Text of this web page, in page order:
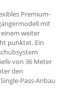
Premium­
mit
weiter
punktet. Ein
von 36 Meter
den
Pass-Anbau